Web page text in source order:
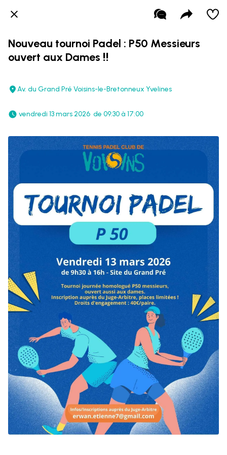
Nouveau tournoi Padel : P50 Messieurs
ouvert aux Dames ‼️
Av. du Grand Pré Voisins-le-Bretonneux Yvelines
vendredi 13 mars 2026  de 09:30 à 17:00